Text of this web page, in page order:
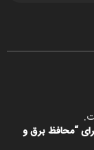
“محافظ برق و